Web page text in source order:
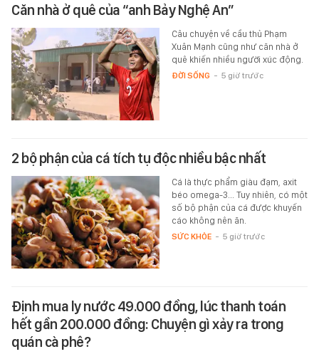
Căn nhà ở quê của “anh Bảy Nghệ An”
Câu chuyện về cầu thủ Phạm
Xuân Mạnh cũng như căn nhà ở
quê khiến nhiều người xúc động.
ĐỜI SỐNG - 5 giờ trước
2 bộ phận của cá tích tụ độc nhiều bậc nhất
Cá là thực phẩm giàu đạm, axit
béo omega-3... Tuy nhiên, có một
số bộ phận của cá được khuyến
cáo không nên ăn.
SỨC KHỎE - 5 giờ trước
Định mua ly nước 49.000 đồng, lúc thanh toán
hết gần 200.000 đồng: Chuyện gì xảy ra trong
quán cà phê?